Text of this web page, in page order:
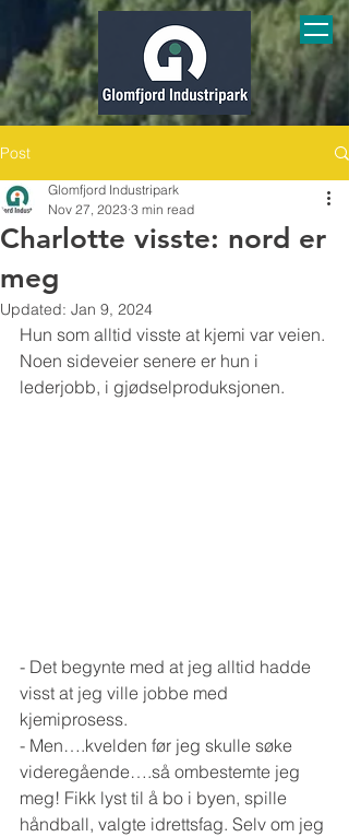
Post
Charlotte visste: nord er
meg
Glomfjord Industripark
Nov 27, 2023 3 min read
Updated: Jan 9, 2024
Hun som alltid visste at kjemi var veien.
Noen sideveier senere er hun i
lederjobb, i gjødselproduksjonen.
- Det begynte med at jeg alltid hadde
visst at jeg ville jobbe med
kjemiprosess.
- Men….kvelden før jeg skulle søke
videregående….så ombestemte jeg
meg! Fikk lyst til å bo i byen, spille
håndball, valgte idrettsfag. Selv om jeg